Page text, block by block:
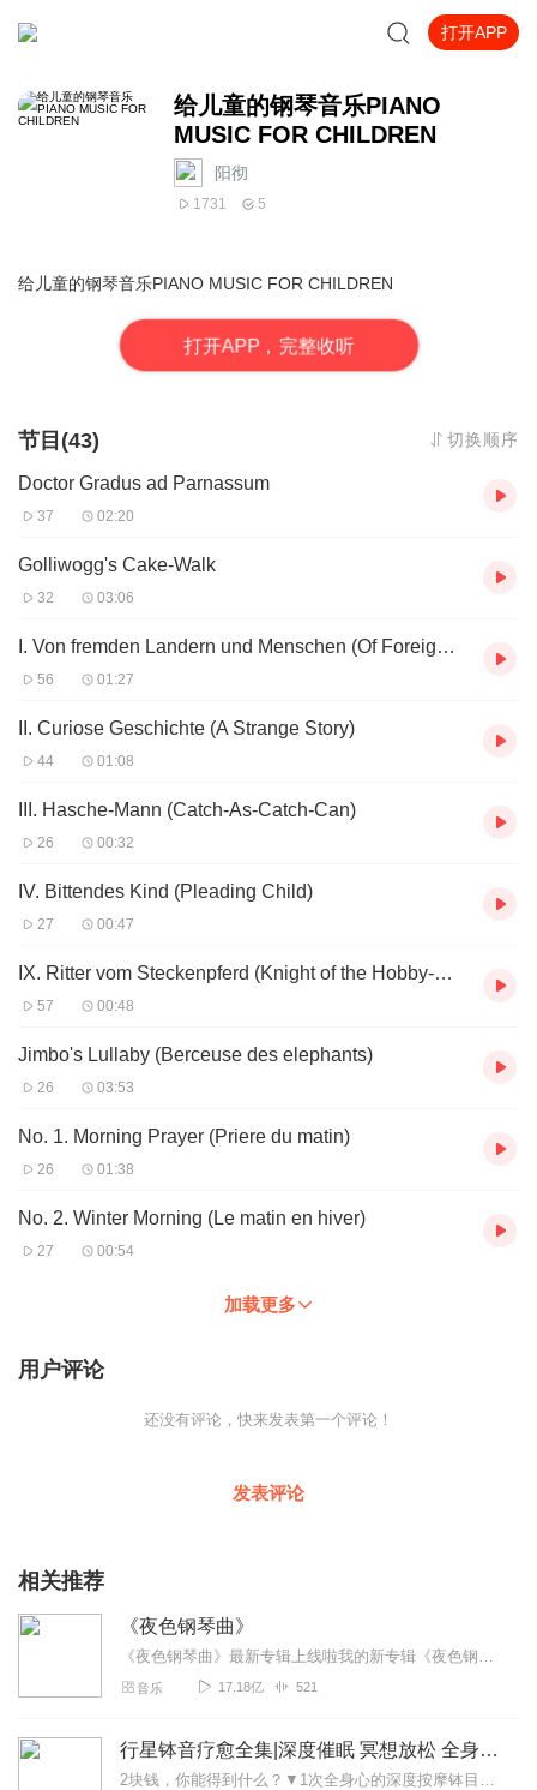
打开APP
给儿童的钢琴音乐PIANO
MUSIC FOR CHILDREN
阳彻
1731 5
给儿童的钢琴音乐PIANO MUSIC FOR CHILDREN
打开APP，完整收听
节目(43) 切换顺序
Doctor Gradus ad Parnassum
37 02:20
Golliwogg's Cake-Walk
32 03:06
I. Von fremden Landern und Menschen (Of Foreign Lands and People)
56 01:27
II. Curiose Geschichte (A Strange Story)
44 01:08
III. Hasche-Mann (Catch-As-Catch-Can)
26 00:32
IV. Bittendes Kind (Pleading Child)
27 00:47
IX. Ritter vom Steckenpferd (Knight of the Hobby-Horse)
57 00:48
Jimbo's Lullaby (Berceuse des elephants)
26 03:53
No. 1. Morning Prayer (Priere du matin)
26 01:38
No. 2. Winter Morning (Le matin en hiver)
27 00:54
加载更多
用户评论
还没有评论，快来发表第一个评论！
发表评论
相关推荐
《夜色钢琴曲》
《夜色钢琴曲》最新专辑上线啦我的新专辑《夜色钢琴曲最新专辑》（点击跳转）已经上线，新专辑是《夜色钢琴曲》的升级版，我精选了诸多经典原创作品与大家分享，愿未来...
音乐 17.18亿 521
行星钵音疗愈全集|深度催眠 冥想放松 全身心深度按摩
2块钱，你能得到什么？▼1次全身心的深度按摩钵目前已广泛地被应用于美容Spa和按摩养生馆的疗程中，许多疗愈师使用铜钵在身体上，发现5分钟铜钵按摩的深度放松，效...